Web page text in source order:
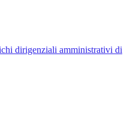
dirigenziali amministrativi di